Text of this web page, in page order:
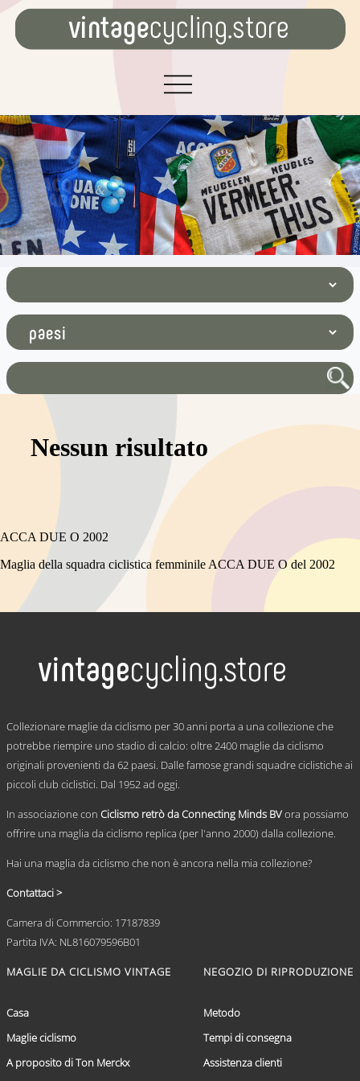
Nessun risultato
ACCA DUE O 2002
Maglia della squadra ciclistica femminile ACCA DUE O del 2002
Collezionare maglie da ciclismo per 30 anni porta a una collezione che
potrebbe riempire uno stadio di calcio: oltre 2400 maglie da ciclismo
originali provenienti da 62 paesi. Dalle famose grandi squadre ciclistiche ai
piccoli club ciclistici. Dal 1952 ad oggi.
In associazione con Ciclismo retrò da Connecting Minds BVora possiamo
offrire una maglia da ciclismo replica (per l'anno 2000) dalla collezione.
Hai una maglia da ciclismo che non è ancora nella mia collezione?
Contattaci >
Camera di Commercio: 17187839
Partita IVA: NL816079596B01
MAGLIE DA CICLISMO VINTAGE
Casa
Maglie ciclismo
A proposito di Ton Merckx
NEGOZIO DI RIPRODUZIONE
Metodo
Tempi di consegna
Assistenza clienti